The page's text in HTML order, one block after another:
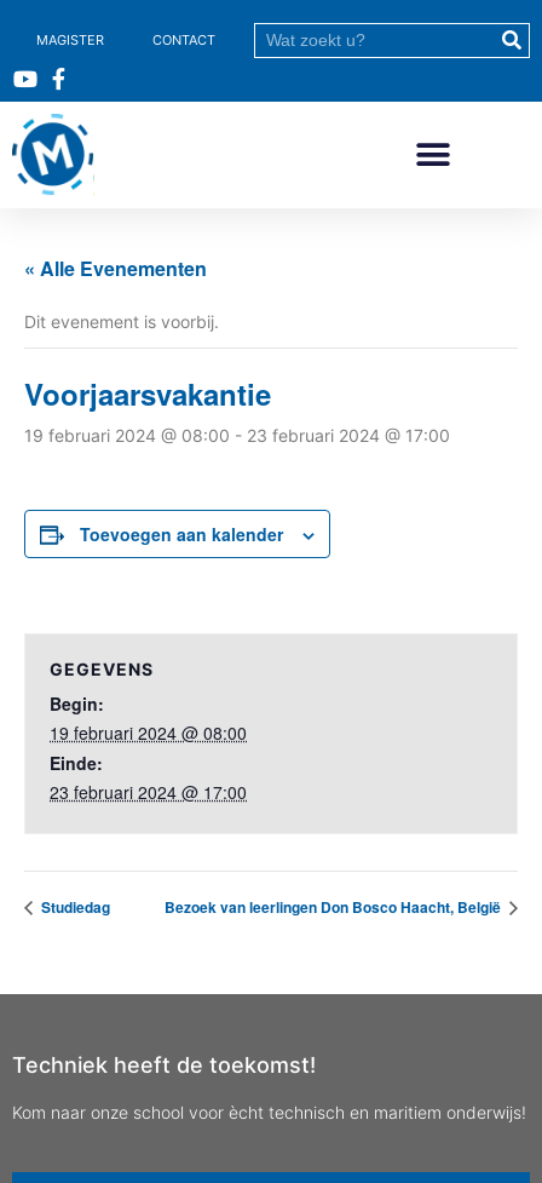
MAGISTER CONTACT
« Alle Evenementen
Dit evenement is voorbij.
Voorjaarsvakantie
19 februari 2024 @ 08:00 - 23 februari 2024 @ 17:00
Toevoegen aan kalender
GEGEVENS
Begin:
19 februari 2024 @ 08:00
Einde:
23 februari 2024 @ 17:00
Studiedag Bezoek van leerlingen Don Bosco Haacht, België
Techniek heeft de toekomst!
Kom naar onze school voor ècht technisch en maritiem onderwijs!